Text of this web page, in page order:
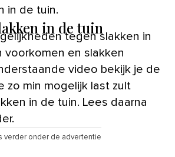
in de tuin.
in de tuin
tegen slakken in
voorkomen en slakken
video bekijk je de
zo min mogelijk last zult
in de tuin. Lees daarna
verder onder de advertentie